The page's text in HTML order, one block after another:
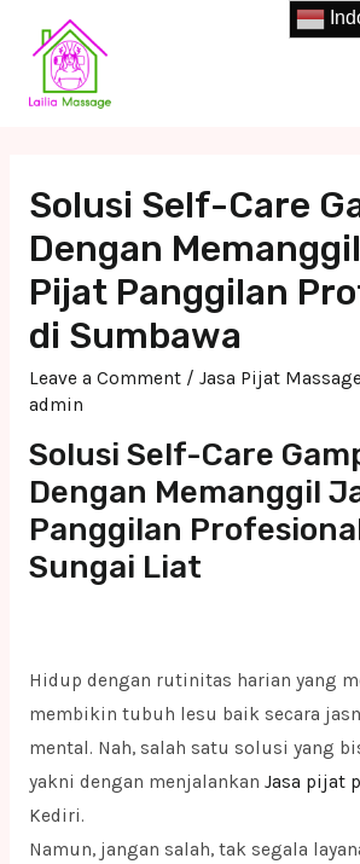
content
Solusi Self-Care
Dengan
Pijat Panggilan
di Sumbawa
Leave a Comment / Jasa Pijat
admin
Solusi Self-Care
Dengan Memanggil
Panggilan
Sungai Liat
Hidup dengan rutinitas harian yang
membikin tubuh lesu baik secara
mental. Nah, salah satu solusi yang
yakni dengan menjalankan Jasa pijat
Kediri.
Namun, jangan salah, tak segala